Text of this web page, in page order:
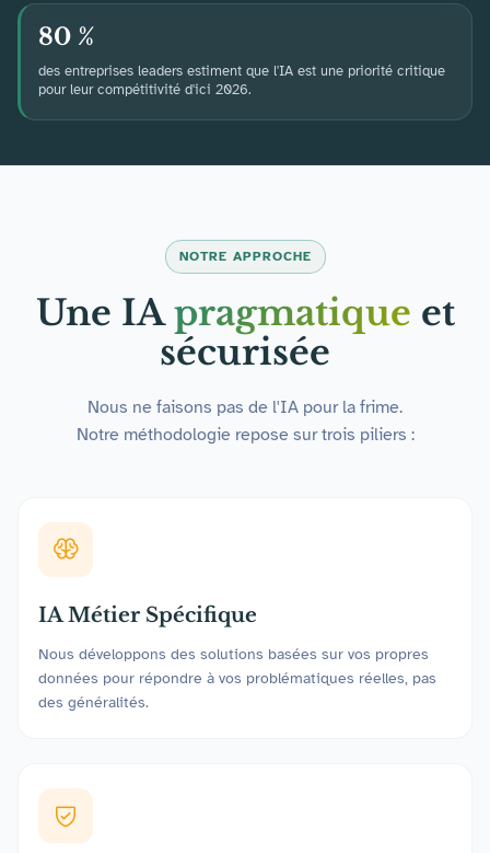
80 %
des entreprises leaders estiment que l'IA est une priorité critique
pour leur compétitivité d'ici 2026.
NOTRE APPROCHE
Une IApragmatique et
sécurisée
Nous ne faisons pas de l'IA pour la frime.
Notre méthodologie repose sur trois piliers :
IA Métier Spécifique
Nous développons des solutions basées sur vos propres
données pour répondre à vos problématiques réelles, pas
des généralités.